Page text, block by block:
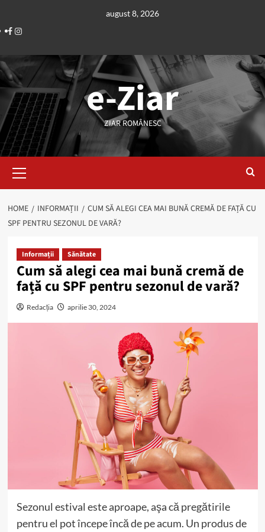
content
august 8, 2026
Facebook
Instagram
e-Ziar
ZIAR ROMÂNESC
Menu
HOME INFORMAȚII
CUM SĂ ALEGI CEA MAI BUNĂ CREMĂ DE FAȚĂ CU
SPF PENTRU SEZONUL DE VARĂ?
Informații Sănătate
Cum să alegi cea mai bună cremă de
față cu SPF pentru sezonul de vară?
Redacția aprilie 30, 2024
Sezonul estival este aproape, aşa că pregătirile
pentru el pot începe încă de pe acum. Un produs de